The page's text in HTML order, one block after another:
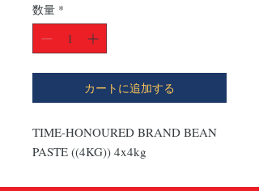
数量 *
カートに追加する
TIME-HONOURED BRAND BEAN
PASTE ((4KG)) 4x4kg